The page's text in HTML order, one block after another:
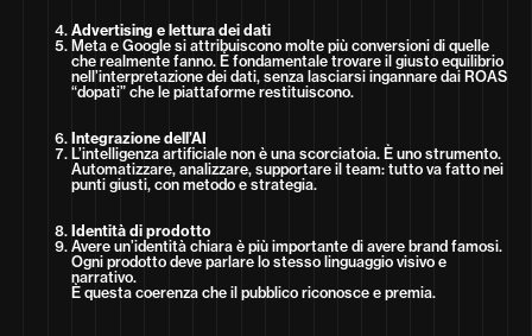
Advertising e lettura dei dati
Meta e Google si attribuiscono molte più conversioni di quelle
che realmente fanno. È fondamentale trovare il giusto equilibrio
nell’interpretazione dei dati, senza lasciarsi ingannare dai ROAS
“dopati” che le piattaforme restituiscono.
Integrazione dell’AI
L’intelligenza artificiale non è una scorciatoia. È uno strumento.
Automatizzare, analizzare, supportare il team: tutto va fatto nei
punti giusti, con metodo e strategia.
Identità di prodotto
Avere un’identità chiara è più importante di avere brand famosi.
Ogni prodotto deve parlare lo stesso linguaggio visivo e
narrativo.
È questa coerenza che il pubblico riconosce e premia.